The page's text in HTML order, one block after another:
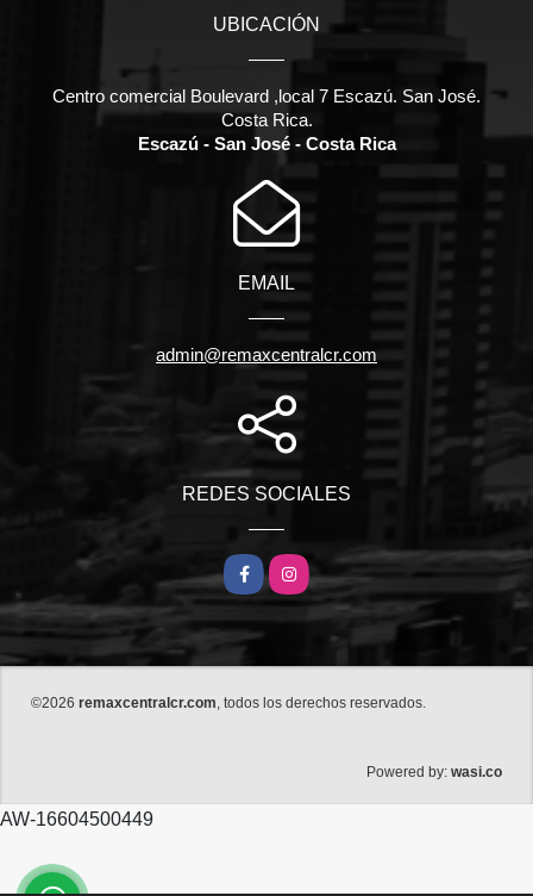
UBICACIÓN
Centro comercial Boulevard ,local 7 Escazú. San José.
Costa Rica.
Escazú - San José - Costa Rica
EMAIL
admin@remaxcentralcr.com
REDES SOCIALES
FacebookInstagram
©2026 remaxcentralcr.com, todos los derechos reservados.
Powered by: wasi.co
AW-16604500449